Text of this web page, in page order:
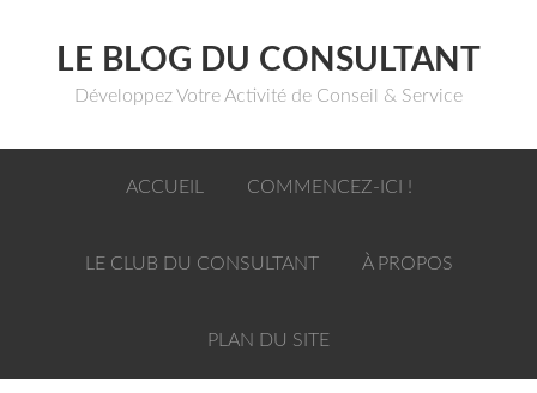
LE BLOG DU CONSULTANT
Développez Votre Activité de Conseil & Service
ACCUEIL COMMENCEZ-ICI !
LE CLUB DU CONSULTANT À PROPOS
PLAN DU SITE